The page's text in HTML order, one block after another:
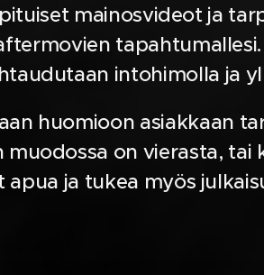
mainosvideot ja
intohimolla ja
huomioon asiakkaan
on vierasta, tai
apua ja tukea myös